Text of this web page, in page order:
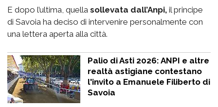
E dopo l’ultima, quella sollevata dall’Anpi, il principe
di Savoia ha deciso di intervenire personalmente con
una lettera aperta alla città.
Palio di Asti 2026: ANPI e altre
realtà astigiane contestano
l'invito a Emanuele Filiberto di
Savoia